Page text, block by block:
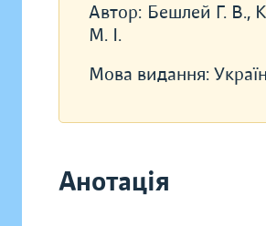
Автор: Бешлей Г. В.,
М. І.
Мова видання:
Анотація